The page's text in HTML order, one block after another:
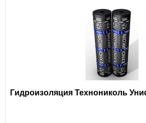
Гидроизоляция Технониколь